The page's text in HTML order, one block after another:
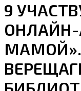
9
ОНЛАЙН-
МАМОЙ».